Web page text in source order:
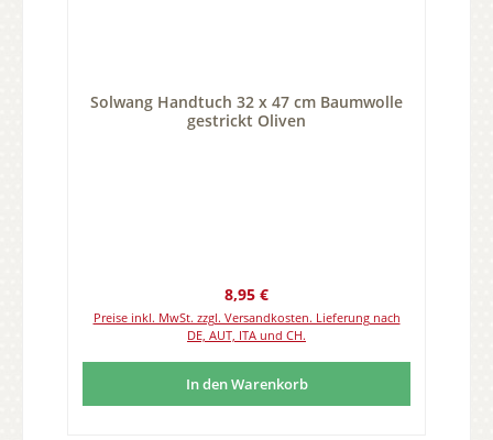
Solwang Handtuch 32 x 47 cm Baumwolle
gestrickt Oliven
Regulärer Preis:
8,95 €
Preise inkl. MwSt. zzgl. Versandkosten. Lieferung nach
DE, AUT, ITA und CH.
In den Warenkorb